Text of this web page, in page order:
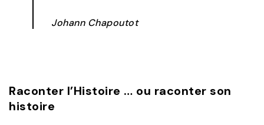
Johann Chapoutot
Raconter l’Histoire … ou raconter son
histoire